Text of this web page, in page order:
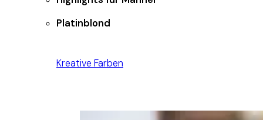
Platinblond
Kreative Farben